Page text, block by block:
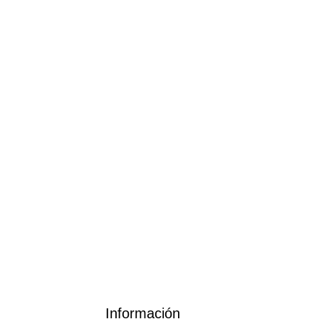
Información